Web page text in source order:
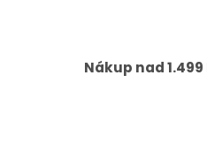
Nákup nad